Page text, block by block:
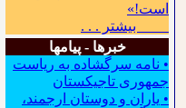
است!»
بیشتر . . .
خبرها - پیامها
• نامه سرگشاده به ریاست
جمهوری تاجیکستان
• یاران و دوستان ارجمند،